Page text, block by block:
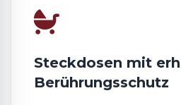
Steckdosen mit
Berührungsschutz